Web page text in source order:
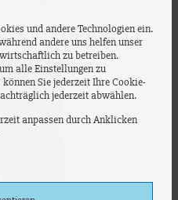
und andere Technologien ein.
andere uns helfen unser
zu betreiben.
alle Einstellungen zu
Sie jederzeit Ihre Cookie-
jederzeit abwählen.
anpassen durch Anklicken